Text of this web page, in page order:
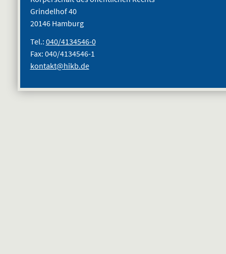
Grindelhof 40
20146 Hamburg
Tel.: 040/4134546-0
Fax: 040/4134546-1
kontakt@hikb.de